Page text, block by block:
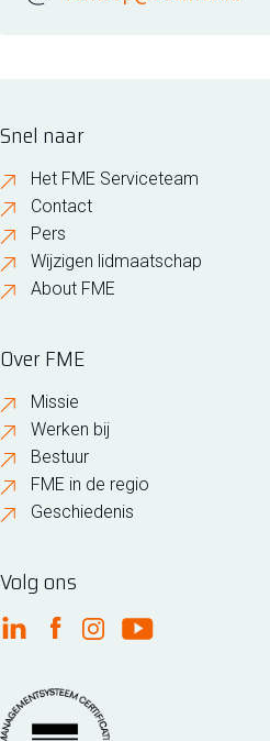
Snel naar
Het FME Serviceteam
Contact
Pers
Wijzigen lidmaatschap
About FME
Over FME
Missie
Werken bij
Bestuur
FME in de regio
Geschiedenis
Volg ons
FME Linkedin
FME Facebook
FME Instagram
FME Youtube